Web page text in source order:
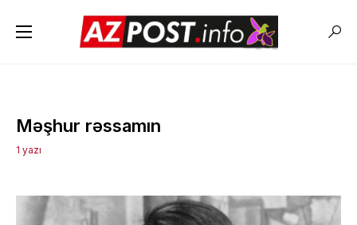
Məşhur rəssamın
1 yazı